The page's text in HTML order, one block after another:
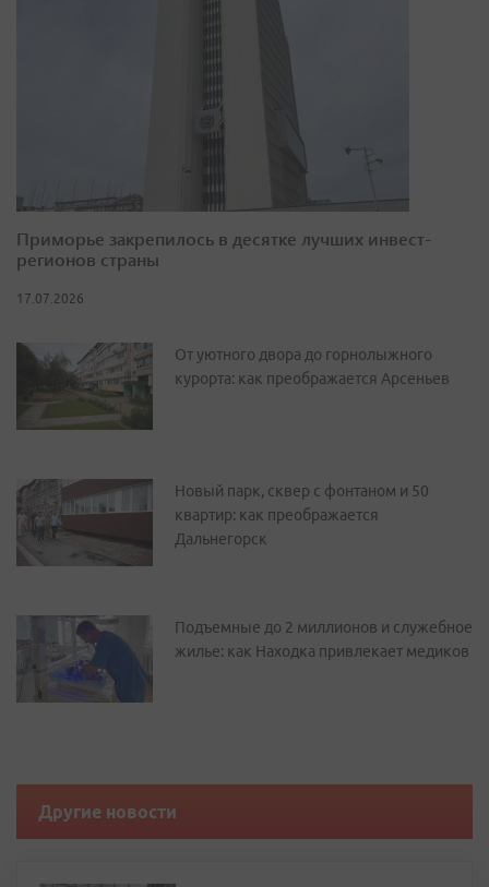
Приморье закрепилось в десятке лучших инвест-
регионов страны
17.07.2026
От уютного двора до горнолыжного
курорта: как преображается Арсеньев
Новый парк, сквер с фонтаном и 50
квартир: как преображается
Дальнегорск
Подъемные до 2 миллионов и служебное
жилье: как Находка привлекает медиков
Другие новости